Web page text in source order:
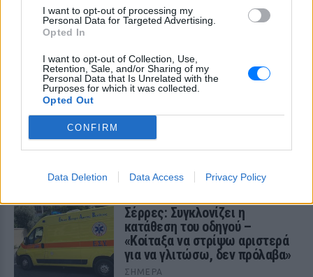
I want to opt-out of processing my
Personal Data for Targeted Advertising.
Opted In
I want to opt-out of Collection, Use,
Retention, Sale, and/or Sharing of my
Personal Data that Is Unrelated with the
Purposes for which it was collected.
Opted Out
CONFIRM
Data Deletion Data Access Privacy Policy
ΣΉΜΕΡΑ
ΗΠΑ: 15χρονος με στολή
κλόουν δολοφόνησε
ηλικιωμένο σε στάση
λεωφορείου – Βίντεο του
αποτέλεσμα τον θάνατό του, σύμφωνα
Σέρρες: Συγκλονίζει η
κατάθεση του οδηγού –
«Κοίταξα να στρίψω αριστερά
για να γλιτώσω, δεν πρόλαβα»
ΣΉΜΕΡΑ